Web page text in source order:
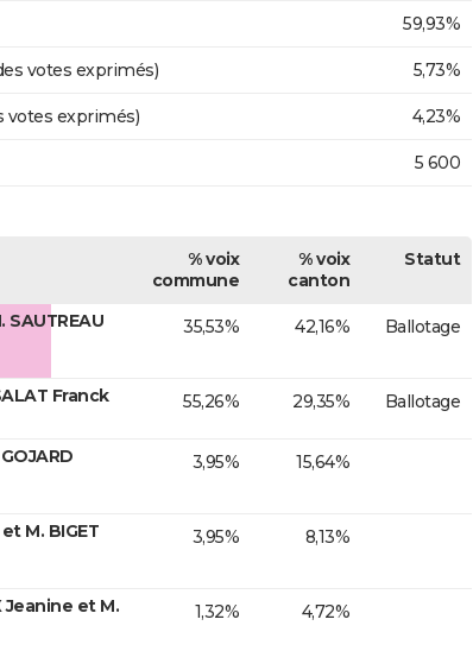
59,93%
votes exprimés) 5,73%
votes exprimés) 4,23%
5 600
% voix
commune
% voix
canton
Statut
SAUTREAU
35,53% 42,16% Ballotage
Franck 55,26% 29,35% Ballotage
3,95% 15,64%
M. BIGET
3,95% 8,13%
Jeanine et M.
1,32% 4,72%